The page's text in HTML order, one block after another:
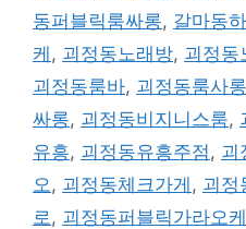
동퍼블릭룸싸롱, 갈마동
케 , 괴정동노래방, 괴정동
괴정동룸바, 괴정동룸사롱
싸롱, 괴정동비지니스룸,
유흥, 괴정동유흥주점, 괴
오, 괴정동체크가게 , 괴정
로, 괴정동퍼블릭가라오케